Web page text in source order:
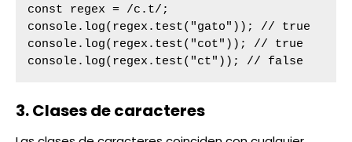
const regex = /c.t/;
console.log(regex.test("gato")); // true
console.log(regex.test("cot")); // true
console.log(regex.test("ct")); // false
3. Clases de caracteres